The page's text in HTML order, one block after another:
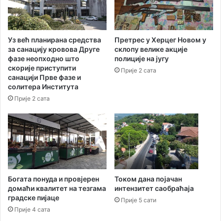
о
д
е
и
н
а
и
о
а
л
н
е
з
а
с
т
а
в
а
ђ
а
а
з
а
н
а
ц
т
О
д
л
у
к
е
о
н
а
Уз већ планирана средства
за санацију кровова Друге
фазе неопходно што
скорије приступити
санацији Прве фазе и
солитера Института
Прије 2 сата
Претрес у Херцег Новом у
склопу велике акције
полиције на југу
Прије 2 сата
Богата понуда и провјерен
домаћи квалитет на тезгама
градске пијаце
Прије 4 сата
Током дана појачан
интензитет саобраћаја
Прије 5 сати